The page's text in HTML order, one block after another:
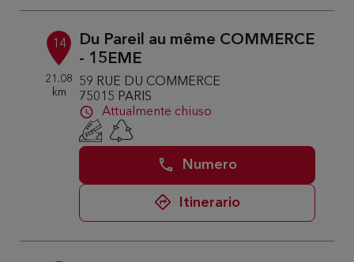
14
21.08
km
Du Pareil au même COMMERCE
- 15EME
59 RUE DU COMMERCE
75015 PARIS
Attualmente chiuso
Numero
Itinerario